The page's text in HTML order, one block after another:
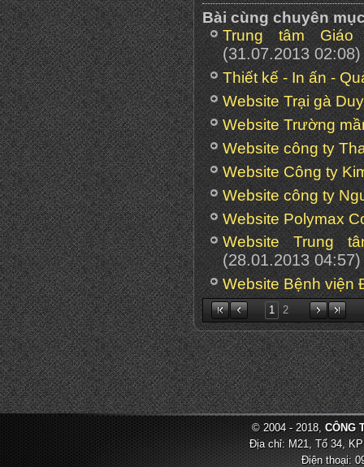
Bài cùng chuyên
Trung tâm
(31.07.2013 02:08)
Thiết kế - In ấn -
Website Trại gà
Website Trường
Website công ty
Website Công ty
Website công ty
Website Polymax
Website Trung
(28.01.2013 04:57)
Website Bệnh viện
1 2
© 2004 - 2018, CÔNG
Địa chỉ: M21, Tổ 34,
Điện thoại: